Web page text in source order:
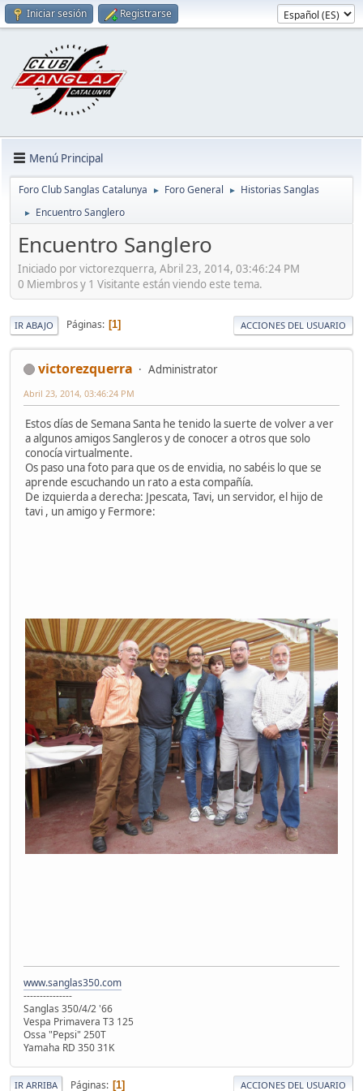
Iniciar sesión Registrarse
Menú Principal
Foro Club Sanglas Catalunya ► Foro General ► Historias Sanglas
► Encuentro Sanglero
Encuentro Sanglero
Iniciado por victorezquerra, Abril 23, 2014, 03:46:24 PM
0 Miembros y 1 Visitante están viendo este tema.
IR ABAJO Páginas 1 ACCIONES DEL USUARIO
victorezquerra Administrator
Abril 23, 2014, 03:46:24 PM
Estos días de Semana Santa he tenido la suerte de volver a ver
a algunos amigos Sangleros y de conocer a otros que solo
conocía virtualmente.
Os paso una foto para que os de envidia, no sabéis lo que se
aprende escuchando un rato a esta compañía.
De izquierda a derecha: Jpescata, Tavi, un servidor, el hijo de
tavi , un amigo y Fermore:
www.sanglas350.com
---------------
Sanglas 350/4/2 '66
Vespa Primavera T3 125
Ossa "Pepsi" 250T
Yamaha RD 350 31K
IR ARRIBA Páginas 1 ACCIONES DEL USUARIO